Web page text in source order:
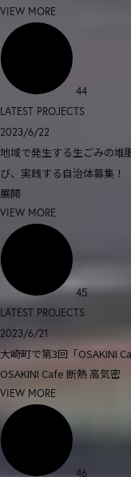
VIEW MORE
44
LATEST PROJECTS
2023/6/22
地域で発生する生ごみの堆
び、実践する自治体募集！
展開
VIEW MORE
45
LATEST PROJECTS
2023/6/21
大崎町で第3回「OSAKINI
OSAKINI Cafe 断熱 高気密
VIEW MORE
46